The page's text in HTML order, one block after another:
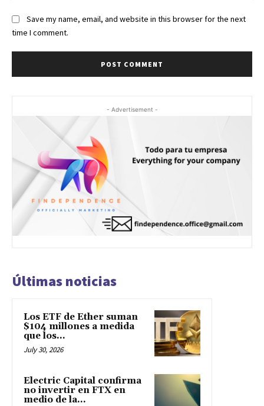
Save my name, email, and website in this browser for the next
time I comment.
- Advertisement -
Últimas noticias
Los ETF de Ether suman
$104 millones a medida
que los...
July 30, 2026
Electric Capital confirma
no invertir en FTX en
medio de la...